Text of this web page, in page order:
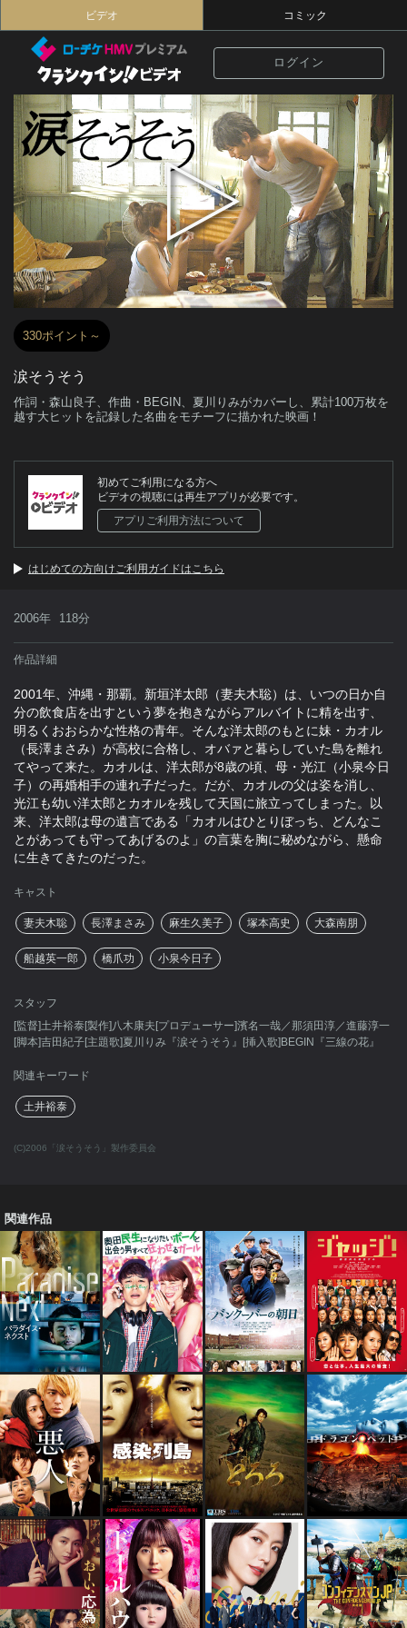
ビデオ コミック
ログイン
330ポイント～
涙そうそう
作詞・森山良子、作曲・BEGIN、夏川りみがカバーし、累計100万枚を
越す大ヒットを記録した名曲をモチーフに描かれた映画！
初めてご利用になる方へ
ビデオの視聴には再生アプリが必要です。
アプリご利用方法について
はじめての方向けご利用ガイドはこちら
2006年 118分
作品詳細
2001年、沖縄・那覇。新垣洋太郎（妻夫木聡）は、いつの日か自
分の飲食店を出すという夢を抱きながらアルバイトに精を出す、
明るくおおらかな性格の青年。そんな洋太郎のもとに妹・カオル
（長澤まさみ）が高校に合格し、オバァと暮らしていた島を離れ
てやって来た。カオルは、洋太郎が8歳の頃、母・光江（小泉今日
子）の再婚相手の連れ子だった。だが、カオルの父は姿を消し、
光江も幼い洋太郎とカオルを残して天国に旅立ってしまった。以
来、洋太郎は母の遺言である「カオルはひとりぼっち、どんなこ
とがあっても守ってあげるのよ」の言葉を胸に秘めながら、懸命
に生きてきたのだった。
キャスト
妻夫木聡 長澤まさみ 麻生久美子 塚本高史 大森南朋
船越英一郎 橋爪功 小泉今日子
スタッフ
[監督]土井裕泰[製作]八木康夫[プロデューサー]濱名一哉／那須田淳／進藤淳一
[脚本]吉田紀子[主題歌]夏川りみ『涙そうそう』[挿入歌]BEGIN『三線の花』
関連キーワード
土井裕泰
(C)2006「涙そうそう」製作委員会
関連作品